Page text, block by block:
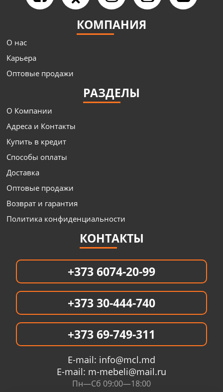
КОМПАНИЯ
О нас
Карьера
Оптовые продажи
РАЗДЕЛЫ
О Компании
Адреса и Контакты
Купить в кредит
Способы оплаты
Доставка
Оптовые продажи
Возврат и гарантия
Политика конфиденциальности
КОНТАКТЫ
+373 6074-20-99
+373 30-444-740
+373 69-749-311
E-mail: info@mcl.md
E-mail: m-mebeli@mail.ru
Пн—Сб 09:00—18:00